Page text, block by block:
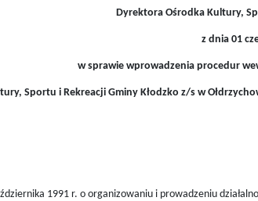
Dyrektora Ośrodka Kultury,
z dnia 01
w sprawie wprowadzenia procedur
Sportu i Rekreacji Gminy Kłodzko z/s w
1991 r. o organizowaniu i prowadzeniu